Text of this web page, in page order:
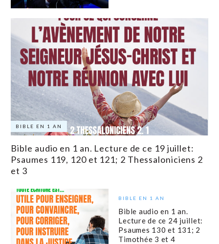
BIBLE EN 1 AN
Bible audio en 1 an. Lecture de ce 19 juillet:
Psaumes 119, 120 et 121; 2 Thessaloniciens 2
et 3
BIBLE EN 1 AN
Bible audio en 1 an.
Lecture de ce 24 juillet:
Psaumes 130 et 131; 2
Timothée 3 et 4